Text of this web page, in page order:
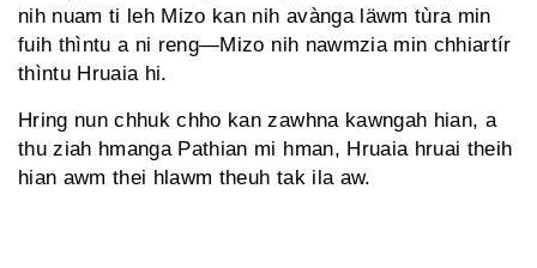
nih nuam ti leh Mizo kan nih avànga läwm tùra min
fuih thìntu a ni reng—Mizo nih nawmzia min chhiartír
thìntu Hruaia hi.
Hring nun chhuk chho kan zawhna kawngah hian, a
thu ziah hmanga Pathian mi hman, Hruaia hruai theih
hian awm thei hlawm theuh tak ila aw.